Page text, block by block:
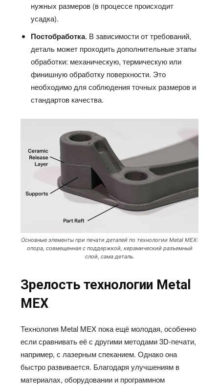
нужных размеров (в процессе происходит
усадка).
Постобработка. В зависимости от требований,
деталь может проходить дополнительные этапы
обработки: механическую, термическую или
финишную обработку поверхности. Это
необходимо для соблюдения точных размеров и
стандартов качества.
Основные элементы при печати деталей по технологии Metal MEX:
опора, совмещенная с поддержкой, керамический разъемный
слой, сама деталь.
Зрелость технологии Metal
MEX
Технология Metal MEX пока ещё молодая, особенно
если сравнивать её с другими методами 3D-печати,
например, с лазерным спеканием. Однако она
быстро развивается. Благодаря улучшениям в
материалах, оборудовании и программном